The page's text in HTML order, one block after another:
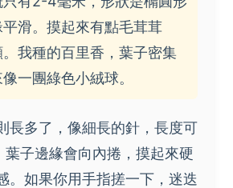
滑。摸起來有點毛茸茸
我種的百里香，葉子密集
一團綠色小絨球。
長多了，像細長的針，長度可
子邊緣會向內捲，摸起來硬
。如果你用手指搓一下，迷迭